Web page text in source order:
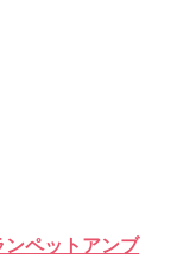
ペットアンブ